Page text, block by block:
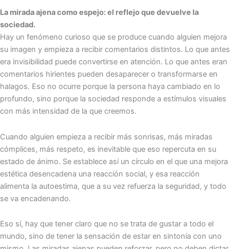
La mirada ajena como espejo: el reflejo que devuelve la
sociedad.
Hay un fenómeno curioso que se produce cuando alguien mejora
su imagen y empieza a recibir comentarios distintos. Lo que antes
era invisibilidad puede convertirse en atención. Lo que antes eran
comentarios hirientes pueden desaparecer o transformarse en
halagos. Eso no ocurre porque la persona haya cambiado en lo
profundo, sino porque la sociedad responde a estímulos visuales
con más intensidad de la que creemos.
Cuando alguien empieza a recibir más sonrisas, más miradas
cómplices, más respeto, es inevitable que eso repercuta en su
estado de ánimo. Se establece así un círculo en el que una mejora
estética desencadena una reacción social, y esa reacción
alimenta la autoestima, que a su vez refuerza la seguridad, y todo
se va encadenando.
Eso sí, hay que tener claro que no se trata de gustar a todo el
mundo, sino de tener la sensación de estar en sintonía con uno